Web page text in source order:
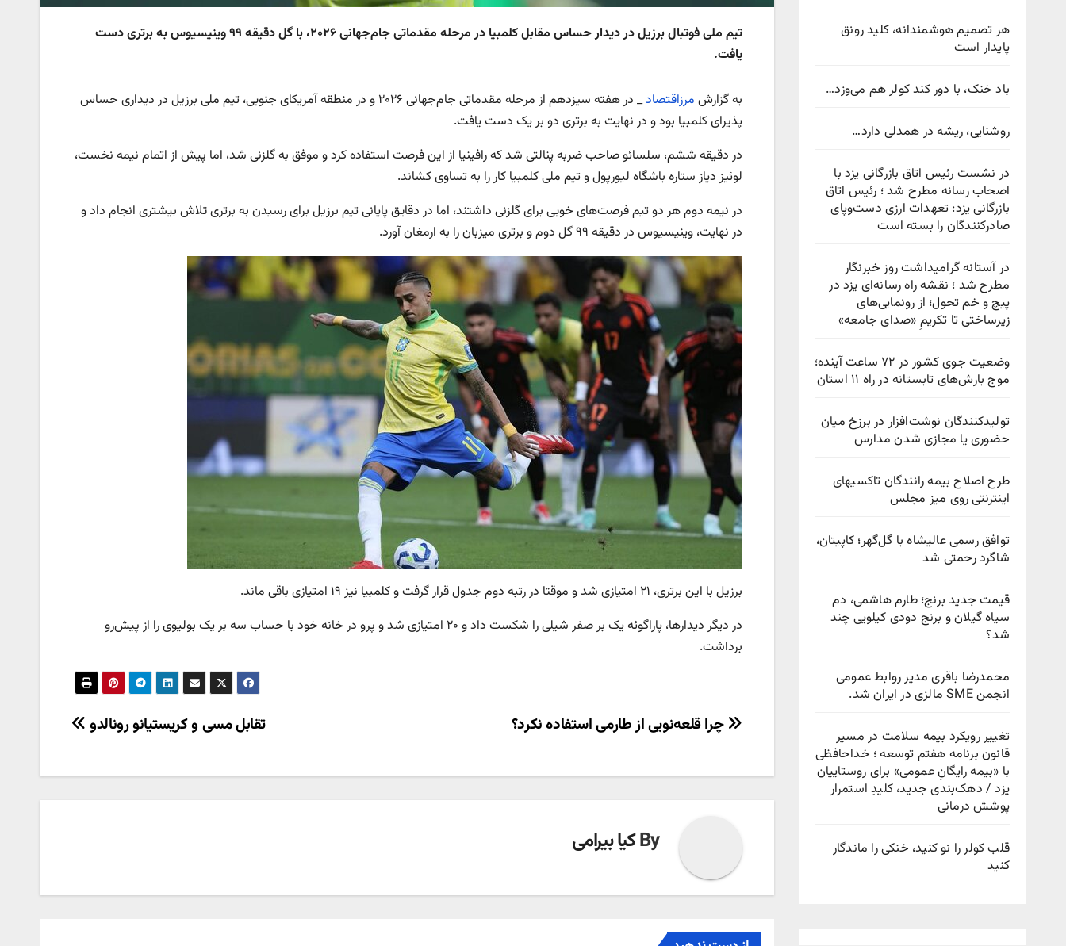
هر تصمیم هوشمندانه، کلید رونق
پایدار است
باد خنک، با دور کند کولر هم می‌وزد…
روشنایی، ریشه در همدلی دارد…
در نشست رئیس اتاق بازرگانی یزد با
اصحاب رسانه مطرح شد ؛ رئیس اتاق
بازرگانی یزد: تعهدات ارزی دست‌وپای
صادرکنندگان را بسته است
در آستانه گرامیداشت روز خبرنگار
مطرح شد ؛ نقشه راه رسانه‌ای یزد در
پیچ‌ و خم تحول؛ از رونمایی‌های
زیرساختی تا تکریمِ «صدای جامعه»
وضعیت جوی کشور در ۷۲ ساعت آینده؛
موج بارش‌های تابستانه در راه ۱۱ استان
تولیدکنندگان نوشت‌افزار در برزخ میان
حضوری یا مجازی شدن مدارس
طرح اصلاح بیمه رانندگان تاکسیهای
اینترنتی روی میز مجلس
توافق رسمی عالیشاه با گل‌گهر؛ کاپیتان،
شاگرد رحمتی شد
قیمت جدید برنج؛ طارم هاشمی، دم
سیاه گیلان و برنج دودی کیلویی چند
شد؟
محمدرضا باقری مدیر روابط عمومی
انجمن SME مالزی در ایران شد.
تغییر رویکرد بیمه سلامت در مسیر
قانون برنامه هفتم توسعه ؛ خداحافظی
با «بیمه رایگانِ عمومی» برای روستاییان
یزد / دهک‌بندی جدید، کلیدِ استمرار
پوشش درمانی
قلب کولر را نو کنید، خنکی را ماندگار
کنید
تیم ملی فوتبال برزیل در دیدار حساس مقابل کلمبیا در مرحله مقدماتی جام‌جهانی ۲۰۲۶، با گل دقیقه ۹۹ وینیسیوس به برتری دست
یافت.
به گزارش مرزاقتصاد
_ در هفته سیزدهم از مرحله مقدماتی جام‌جهانی ۲۰۲۶ و در منطقه آمریکای جنوبی، تیم ملی برزیل در دیداری حساس
پذیرای کلمبیا بود و در نهایت به برتری دو بر یک دست یافت.
در دقیقه ششم، سلسائو صاحب ضربه پنالتی شد که رافینیا از این فرصت استفاده کرد و موفق به گلزنی شد، اما پیش از اتمام نیمه نخست،
لوئیز دیاز ستاره باشگاه لیورپول و تیم ملی کلمبیا کار را به تساوی کشاند.
در نیمه دوم هر دو تیم فرصت‌های خوبی برای گلزنی داشتند، اما در دقایق پایانی تیم برزیل برای رسیدن به برتری تلاش بیشتری انجام داد و
در نهایت، وینیسیوس در دقیقه ۹۹ گل دوم و برتری میزبان را به ارمغان آورد.
برزیل با این برتری، ۲۱ امتیازی شد و موقتا در رتبه دوم جدول قرار گرفت و کلمبیا نیز ۱۹ امتیازی باقی ماند.
در دیگر دیدارها، پاراگوئه یک بر صفر شیلی را شکست داد و ۲۰ امتیازی شد و پرو در خانه خود با حساب سه بر یک بولیوی را از پیش‌رو
برداشت.
راهبری
تقابل مسی و کریستیانو رونالدو چرا قلعه‌نویی از طارمی استفاده نکرد؟
Byکیا بیرامی